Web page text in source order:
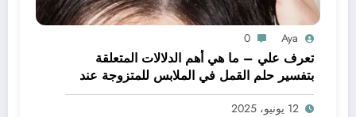
Aya
0
تعرف علي – ما هي أهم الدلالات المتعلقة
بتفسير حلم القمل في الملابس للمتزوجة عند
ابن سيرين؟ – بالتفصيل
12 يونيو، 2025